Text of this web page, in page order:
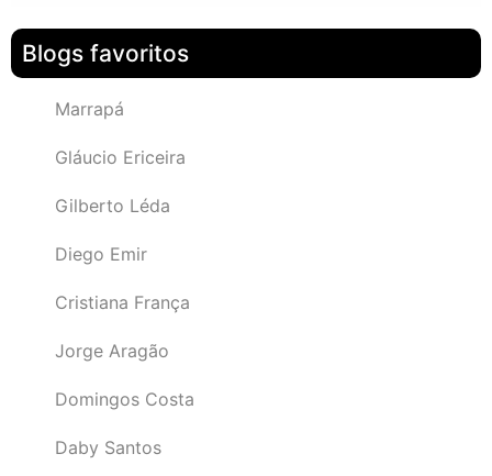
Blogs favoritos
Marrapá
Gláucio Ericeira
Gilberto Léda
Diego Emir
Cristiana França
Jorge Aragão
Domingos Costa
Daby Santos